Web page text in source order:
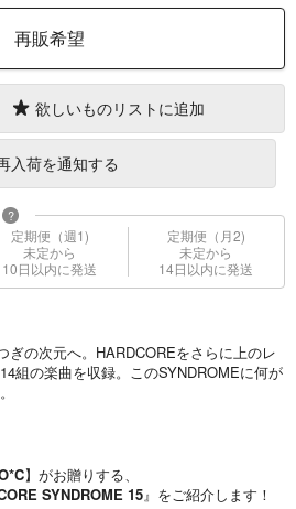
再販希望
欲しいものリストに追加
入荷を通知する
?
定期便（週1)
未定から
10日以内に発送
定期便（月2)
未定から
14日以内に発送
ぎの次元へ。HARDCOREをさらに上のレ
組の楽曲を収録。このSYNDROMEに何が
】がお贈りする、
SYNDROME 15』をご紹介します！